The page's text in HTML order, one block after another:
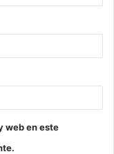
web en este